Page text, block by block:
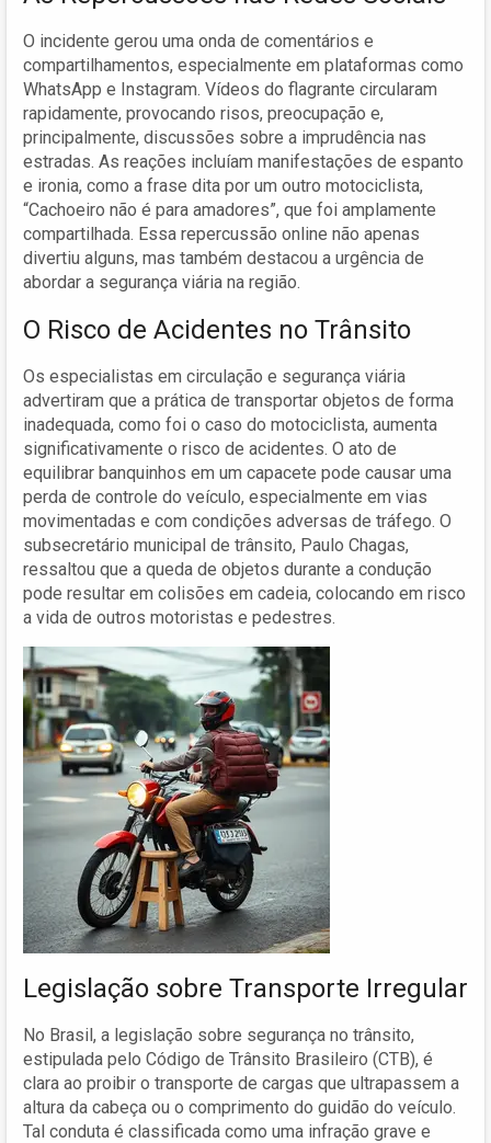
O incidente gerou uma onda de comentários e
compartilhamentos, especialmente em plataformas como
WhatsApp e Instagram. Vídeos do flagrante circularam
rapidamente, provocando risos, preocupação e,
principalmente, discussões sobre a imprudência nas
estradas. As reações incluíam manifestações de espanto
e ironia, como a frase dita por um outro motociclista,
“Cachoeiro não é para amadores”, que foi amplamente
compartilhada. Essa repercussão online não apenas
divertiu alguns, mas também destacou a urgência de
abordar a segurança viária na região.
O Risco de Acidentes no Trânsito
Os especialistas em circulação e segurança viária
advertiram que a prática de transportar objetos de forma
inadequada, como foi o caso do motociclista, aumenta
significativamente o risco de acidentes. O ato de
equilibrar banquinhos em um capacete pode causar uma
perda de controle do veículo, especialmente em vias
movimentadas e com condições adversas de tráfego. O
subsecretário municipal de trânsito, Paulo Chagas,
ressaltou que a queda de objetos durante a condução
pode resultar em colisões em cadeia, colocando em risco
a vida de outros motoristas e pedestres.
Legislação sobre Transporte Irregular
No Brasil, a legislação sobre segurança no trânsito,
estipulada pelo Código de Trânsito Brasileiro (CTB), é
clara ao proibir o transporte de cargas que ultrapassem a
altura da cabeça ou o comprimento do guidão do veículo.
Tal conduta é classificada como uma infração grave e